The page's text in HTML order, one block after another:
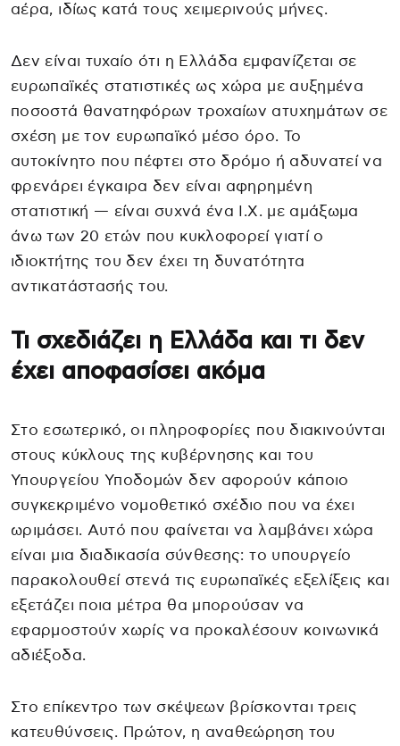
αέρα, ιδίως κατά τους χειμερινούς μήνες.
Δεν είναι τυχαίο ότι η Ελλάδα εμφανίζεται σε
ευρωπαϊκές στατιστικές ως χώρα με αυξημένα
ποσοστά θανατηφόρων τροχαίων ατυχημάτων σε
σχέση με τον ευρωπαϊκό μέσο όρο. Το
αυτοκίνητο που πέφτει στο δρόμο ή αδυνατεί να
φρενάρει έγκαιρα δεν είναι αφηρημένη
στατιστική — είναι συχνά ένα Ι.Χ. με αμάξωμα
άνω των 20 ετών που κυκλοφορεί γιατί ο
ιδιοκτήτης του δεν έχει τη δυνατότητα
αντικατάστασής του.
Τι σχεδιάζει η Ελλάδα και τι δεν
έχει αποφασίσει ακόμα
Στο εσωτερικό, οι πληροφορίες που διακινούνται
στους κύκλους της κυβέρνησης και του
Υπουργείου Υποδομών δεν αφορούν κάποιο
συγκεκριμένο νομοθετικό σχέδιο που να έχει
ωριμάσει. Αυτό που φαίνεται να λαμβάνει χώρα
είναι μια διαδικασία σύνθεσης: το υπουργείο
παρακολουθεί στενά τις ευρωπαϊκές εξελίξεις και
εξετάζει ποια μέτρα θα μπορούσαν να
εφαρμοστούν χωρίς να προκαλέσουν κοινωνικά
αδιέξοδα.
Στο επίκεντρο των σκέψεων βρίσκονται τρεις
κατευθύνσεις. Πρώτον, η αναθεώρηση του